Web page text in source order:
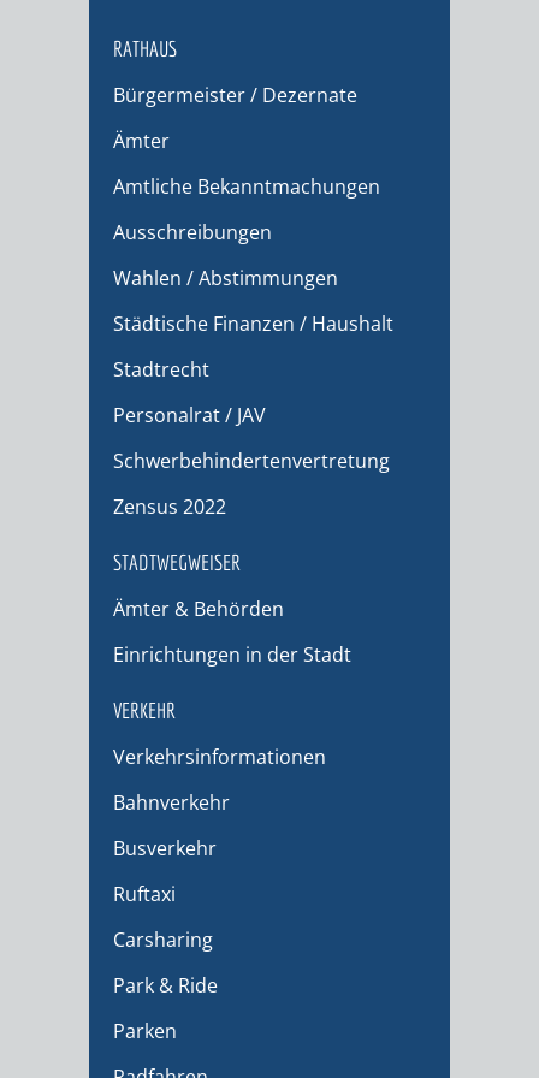
RATHAUS
Bürgermeister / Dezernate
Ämter
Amtliche Bekanntmachungen
Ausschreibungen
Wahlen / Abstimmungen
Städtische Finanzen / Haushalt
Stadtrecht
Personalrat / JAV
Schwerbehindertenvertretung
Zensus 2022
STADTWEGWEISER
Ämter & Behörden
Einrichtungen in der Stadt
VERKEHR
Verkehrsinformationen
Bahnverkehr
Busverkehr
Ruftaxi
Carsharing
Park & Ride
Parken